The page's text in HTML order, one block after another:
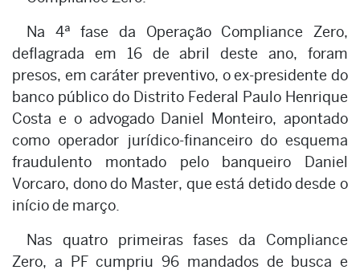
Na 4ª fase da Operação Compliance Zero,
deflagrada em 16 de abril deste ano, foram
presos, em caráter preventivo, o ex-presidente do
banco público do Distrito Federal Paulo Henrique
Costa e o advogado Daniel Monteiro, apontado
como operador jurídico-financeiro do esquema
fraudulento montado pelo banqueiro Daniel
Vorcaro, dono do Master, que está detido desde o
início de março.
Nas quatro primeiras fases da Compliance
Zero, a PF cumpriu 96 mandados de busca e